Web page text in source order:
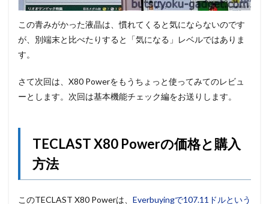
この青みがかった液晶は、慣れてくると気にならないのです
が、別端末と比べたりすると「気になる」レベルではありま
す。
さて次回は、X80 Powerをもうちょっと使ってみてのレビュ
ーとします。次回は基本機能チェック編をお送りします。
TECLAST X80 Powerの価格と購入
方法
このTECLAST X80 Powerは、 Everbuyingで107.11ドルという